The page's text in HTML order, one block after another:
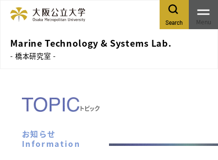
Marine Technology & Systems Lab.
- 橋本研究室 -
Search Menu
トピック